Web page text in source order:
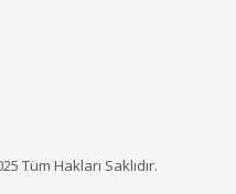
Tüm Hakları Saklıdır.